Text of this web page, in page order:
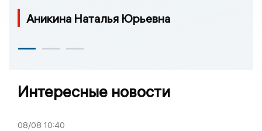
Аникина Наталья Юрьевна
Интересные новости
08/08 10:40